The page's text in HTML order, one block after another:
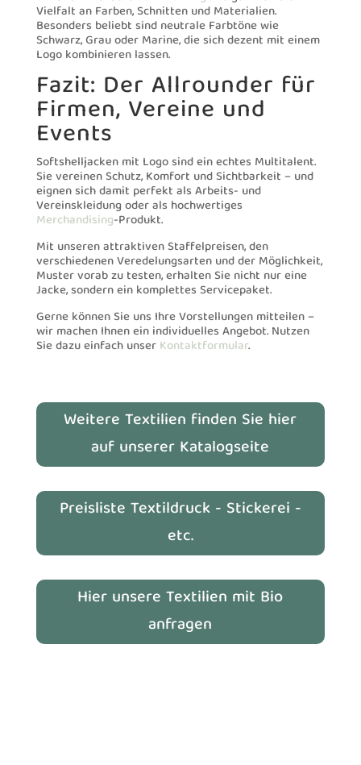
Vielfalt an Farben, Schnitten und Materialien.
Besonders beliebt sind neutrale Farbtöne wie
Schwarz, Grau oder Marine, die sich dezent mit einem
Logo kombinieren lassen.
Fazit: Der Allrounder für
Firmen, Vereine und
Events
Softshelljacken mit Logo sind ein echtes Multitalent.
Sie vereinen Schutz, Komfort und Sichtbarkeit – und
eignen sich damit perfekt als Arbeits- und
Vereinskleidung oder als hochwertiges
Merchandising-Produkt.
Mit unseren attraktiven Staffelpreisen, den
verschiedenen Veredelungsarten und der Möglichkeit,
Muster vorab zu testen, erhalten Sie nicht nur eine
Jacke, sondern ein komplettes Servicepaket.
Gerne können Sie uns Ihre Vorstellungen mitteilen –
wir machen Ihnen ein individuelles Angebot. Nutzen
Sie dazu einfach unserKontaktformular.
Weitere Textilien finden Sie hier
auf unserer Katalogseite
Preisliste Textildruck - Stickerei -
etc.
Hier unsere Textilien mit Bio
anfragen